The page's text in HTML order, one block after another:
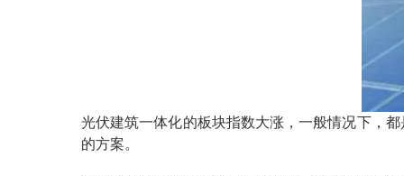
光伏建筑一体化的板块指数大涨，一般情况下，
的方案。